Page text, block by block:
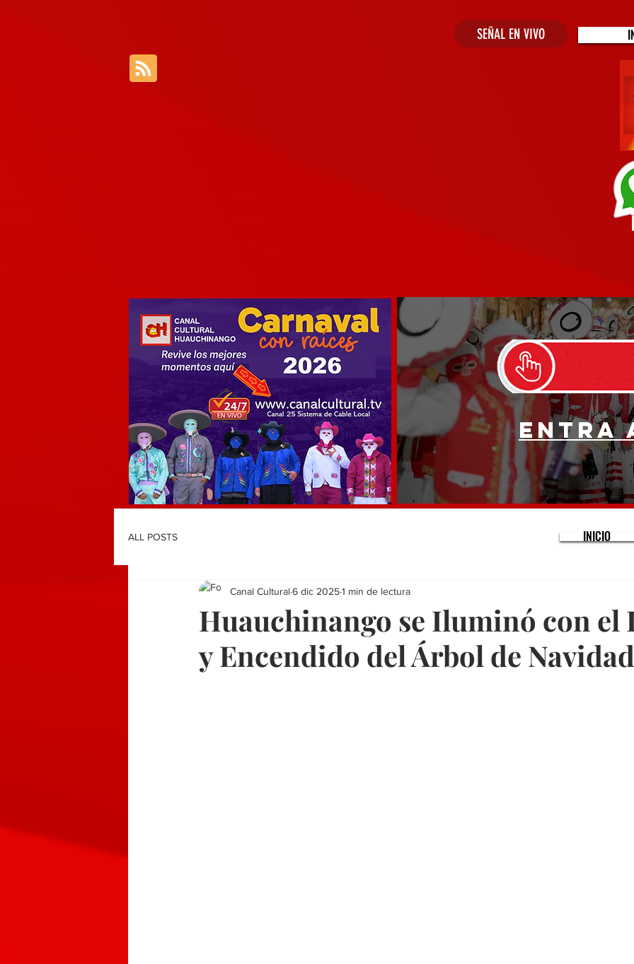
SEÑAL EN VIVO
Entra
ALL POSTS
Huauchinango se Iluminó con el
y Encendido del Árbol de
Canal Cultural 6 dic 20251 min de lectura
INICIO